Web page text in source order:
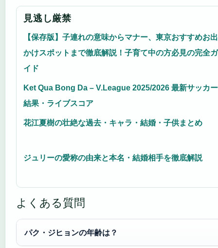
見逃し厳禁
【保存版】子連れの意味からマナー、東京おすすめお出
かけスポットまで徹底解説！子育て中の方必見の完全ガ
イド
Ket Qua Bong Da – V.League 2025/2026 最新サッカー
結果・ライブスコア
花江夏樹の壮絶な過去・キャラ・結婚・子供まとめ
ジュリーの愛称の由来と本名・結婚相手を徹底解説
よくある質問
パク・ジヒョンの年齢は？